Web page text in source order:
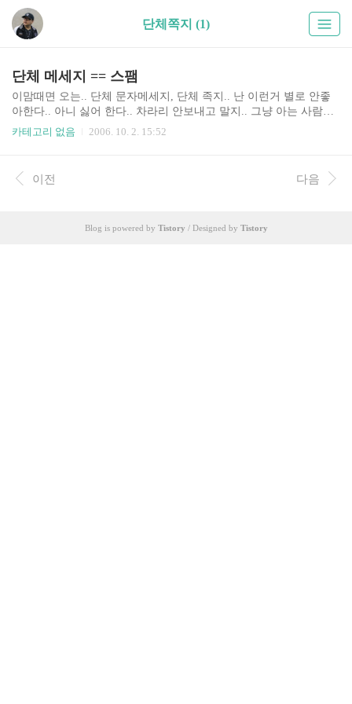
단체쪽지 (1)
단체 메세지 == 스팸
이맘때면 오는.. 단체 문자메세지, 단체 족지.. 난 이런거 별로 안좋
아한다.. 아니 싫어 한다.. 차라리 안보내고 말지.. 그냥 아는 사람들
에게 성의 없이 달랑 보내는 몇줄 메세지로 어쩌라고.. 이건 스팸이
나" 라고 고마워 해야 하나? 그냥 휙 보고 닫거나.. 지워버리고 말지..
ㅡ.ㅡ 붙여넣기를 하더라도.. 한명한명에게 해주면 안되나? 최소한..
카테고리 없음 2006. 10. 2. 15:52
이전 다음
Blog is powered by Tistory / Designed by Tistory